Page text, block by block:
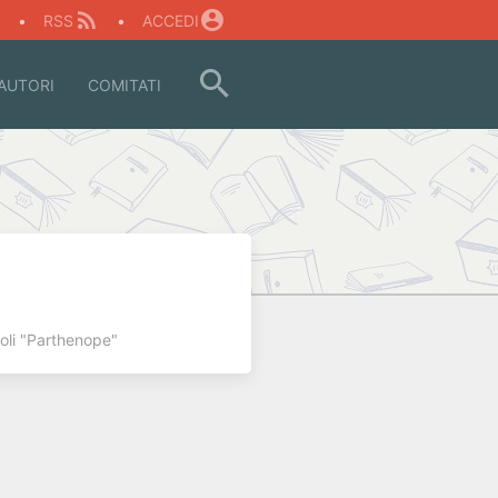
• RSS • ACCEDI
COMITATI
"Parthenope"